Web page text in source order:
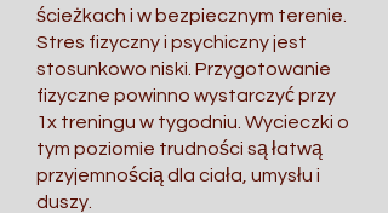
ścieżkach i w bezpiecznym terenie.
Stres fizyczny i psychiczny jest
stosunkowo niski. Przygotowanie
fizyczne powinno wystarczyć przy
1x treningu w tygodniu. Wycieczki o
tym poziomie trudności są łatwą
przyjemnością dla ciała, umysłu i
duszy.